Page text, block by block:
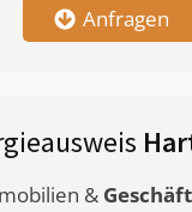
Anfragen
&